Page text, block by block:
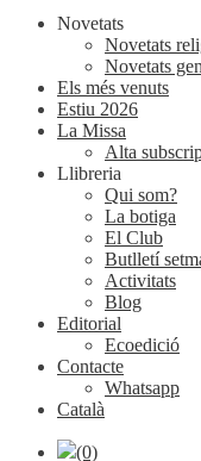
Novetats
Novetats
Novetats
Els més venuts
Estiu 2026
La Missa
Alta
Llibreria
Qui som?
La botiga
El Club
Butlletí
Activitats
Blog
Editorial
Ecoedició
Contacte
Whatsapp
Català
(0)